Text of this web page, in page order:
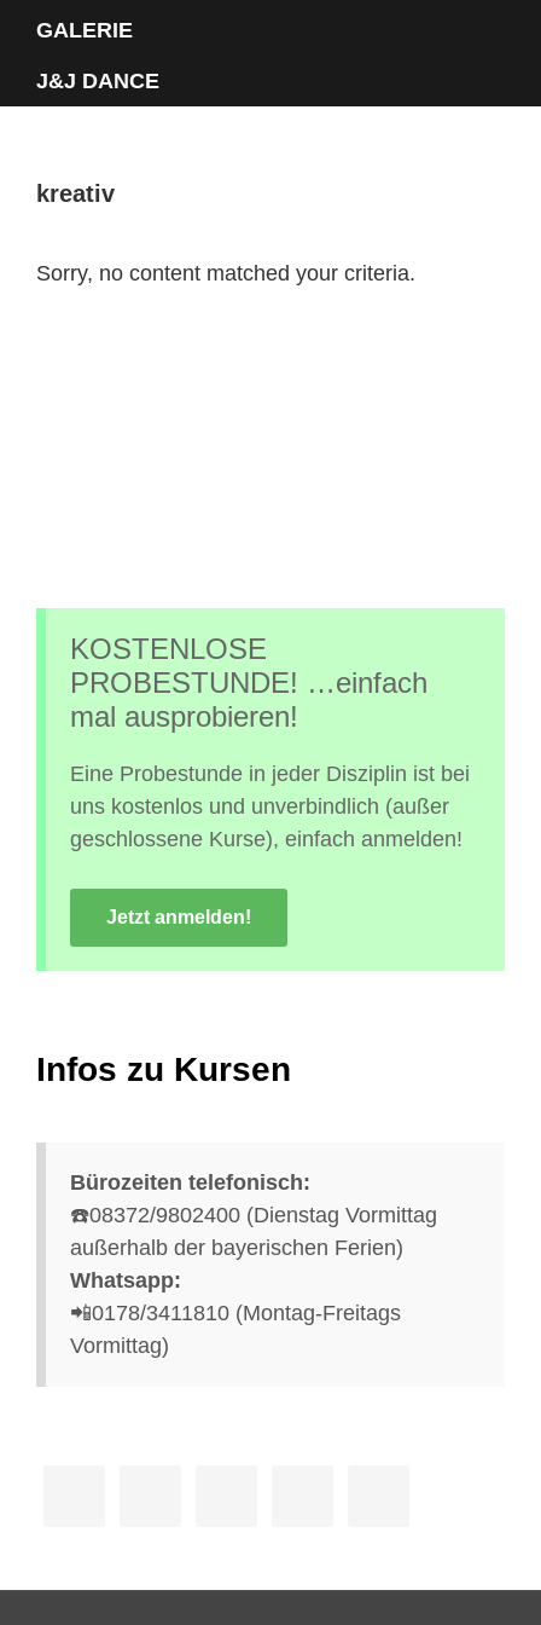
GALERIE
J&J DANCE
kreativ
Sorry, no content matched your criteria.
KOSTENLOSE
PROBESTUNDE! …einfach
mal ausprobieren!
Eine Probestunde in jeder Disziplin ist bei
uns kostenlos und unverbindlich (außer
geschlossene Kurse), einfach anmelden!
Jetzt anmelden!
Infos zu Kursen
Bürozeiten telefonisch:
☎️08372/9802400 (Dienstag Vormittag
außerhalb der bayerischen Ferien)
Whatsapp:
📲0178/3411810 (Montag-Freitags
Vormittag)